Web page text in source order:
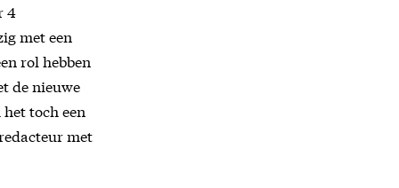
4
met een
rol hebben
de nieuwe
toch een
met